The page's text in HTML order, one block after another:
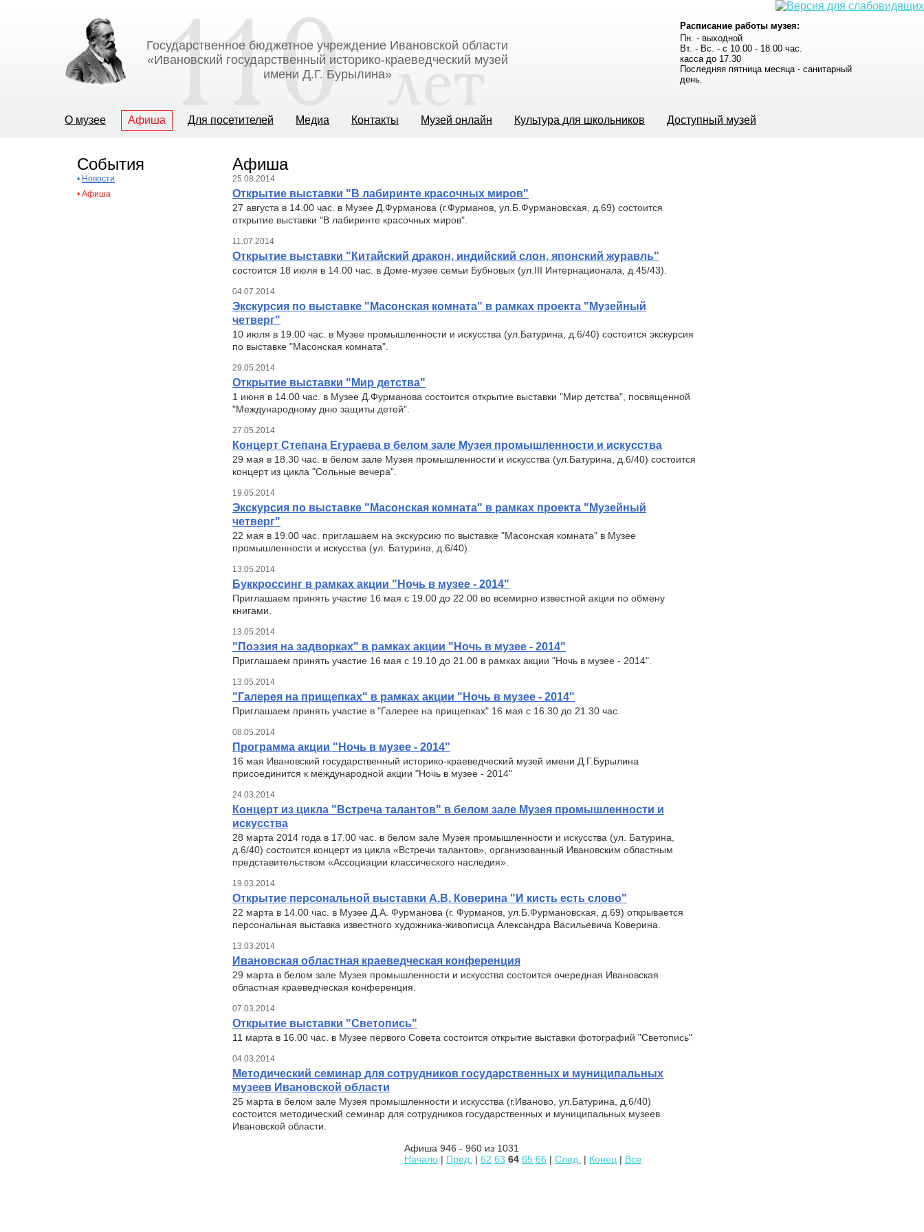
Государственное бюджетное учреждение Ивановской области
«Ивановский государственный историко-краеведческий музей
имени Д.Г. Бурылина»
Расписание работы музея:
Пн. - выходной
Вт. - Вс. - с 10.00 - 18.00 час.
касса до 17.30
Последняя пятница месяца - санитарный
день.
О музее Афиша Для посетителей Медиа Контакты Музей онлайн Культура для школьников Доступный музей
События
• Новости
• Афиша
Афиша
25.08.2014
Открытие выставки "В лабиринте красочных миров"
27 августа в 14.00 час. в Музее Д.Фурманова (г.Фурманов, ул.Б.Фурмановская, д.69) состоится
открытие выставки "В лабиринте красочных миров".
11.07.2014
Открытие выставки "Китайский дракон, индийский слон, японский журавль"
состоится 18 июля в 14.00 час. в Доме-музее семьи Бубновых (ул.III Интернационала, д.45/43).
04.07.2014
Экскурсия по выставке "Масонская комната" в рамках проекта "Музейный
четверг"
10 июля в 19.00 час. в Музее промышленности и искусства (ул.Батурина, д.6/40) состоится экскурсия
по выставке "Масонская комната".
29.05.2014
Открытие выставки "Мир детства"
1 июня в 14.00 час. в Музее Д.Фурманова состоится открытие выставки "Мир детства", посвященной
"Международному дню защиты детей".
27.05.2014
Концерт Степана Егураева в белом зале Музея промышленности и искусства
29 мая в 18.30 час. в белом зале Музея промышленности и искусства (ул.Батурина, д.6/40) состоится
концерт из цикла "Сольные вечера".
19.05.2014
Экскурсия по выставке "Масонская комната" в рамках проекта "Музейный
четверг"
22 мая в 19.00 час. приглашаем на экскурсию по выставке "Масонская комната" в Музее
промышленности и искусства (ул. Батурина, д.6/40).
13.05.2014
Буккроссинг в рамках акции "Ночь в музее - 2014"
Приглашаем принять участие 16 мая с 19.00 до 22.00 во всемирно известной акции по обмену
книгами.
13.05.2014
"Поэзия на задворках" в рамках акции "Ночь в музее - 2014"
Приглашаем принять участие 16 мая с 19.10 до 21.00 в рамках акции "Ночь в музее - 2014".
13.05.2014
"Галерея на прищепках" в рамках акции "Ночь в музее - 2014"
Приглашаем принять участие в "Галерее на прищепках" 16 мая с 16.30 до 21.30 час.
08.05.2014
Программа акции "Ночь в музее - 2014"
16 мая Ивановский государственный историко-краеведческий музей имени Д.Г.Бурылина
присоединится к международной акции "Ночь в музее - 2014"
24.03.2014
Концерт из цикла "Встреча талантов" в белом зале Музея промышленности и
искусства
28 марта 2014 года в 17.00 час. в белом зале Музея промышленности и искусства (ул. Батурина,
д.6/40) состоится концерт из цикла «Встречи талантов», организованный Ивановским областным
представительством «Ассоциации классического наследия».
19.03.2014
Открытие персональной выставки А.В. Коверина "И кисть есть слово"
22 марта в 14.00 час. в Музее Д.А. Фурманова (г. Фурманов, ул.Б.Фурмановская, д.69) открывается
персональная выставка известного художника-живописца Александра Васильевича Коверина.
13.03.2014
Ивановская областная краеведческая конференция
29 марта в белом зале Музея промышленности и искусства состоится очередная Ивановская
областная краеведческая конференция.
07.03.2014
Открытие выставки "Светопись"
11 марта в 16.00 час. в Музее первого Совета состоится открытие выставки фотографий "Светопись"
04.03.2014
Методический семинар для сотрудников государственных и муниципальных
музеев Ивановской области
25 марта в белом зале Музея промышленности и искусства (г.Иваново, ул.Батурина, д.6/40)
состоится методический семинар для сотрудников государственных и муниципальных музеев
Ивановской области.
Афиша 946 - 960 из 1031
Начало | Пред. | 62 63 64 65 66 | След. | Конец | Все